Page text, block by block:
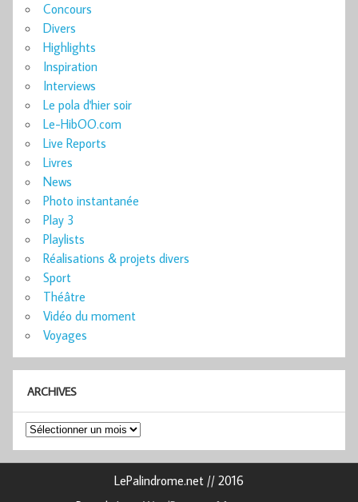
Concours
Divers
Highlights
Inspiration
Interviews
Le pola d'hier soir
Le-HibOO.com
Live Reports
Livres
News
Photo instantanée
Play 3
Playlists
Réalisations & projets divers
Sport
Théâtre
Vidéo du moment
Voyages
ARCHIVES
Archives
LePalindrome.net // 2016